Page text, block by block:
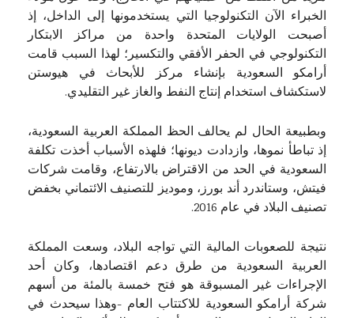
الخبراء الآن التكنولوجيا التي يستخدمونها إلى الداخل، إذ
أصبحت الولايات المتحدة واحدة من مراكز الابتكار
التكنولوجي في الحفر الأفقي والتكسير؛ لهذا السبب قامت
أرامكو السعودية بإنشاء مركز للأبحاث في هيوستن
لاستكشاف استخدام إنتاج النفط والغاز غير التقليدي.
وبطبيعة الحال لم يحالف الحظ المملكة العربية السعودية،
إذ تباطأ نموها، وازدادت ديونها؛ فلهذه الأسباب أخذت تكلفة
السعودية في الحد من الاقتراض بالارتفاع، وقامت شركات
فيتش، وستاندرد أند بورز، وموديز للتصنيف الائتماني بخفض
تصنيف البلاد في عام 2016.
نتيجة للصعوبات المالية التي تواجه البلاد، وسعت المملكة
العربية السعودية من طرق دعم اقتصادها، وكان أحد
الإجراءات غير المسبوقة هو فتح خمسة بالمئة من أسهم
شركة أرامكو السعودية للاكتتاب العام -وهذا سيحدث في